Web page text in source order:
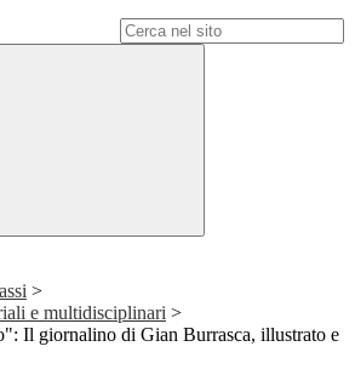
>
e multidisciplinari >
Il giornalino di Gian Burrasca, illustrato e